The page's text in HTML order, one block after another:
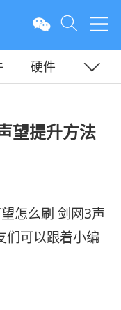
硬件
望提升方法
怎么刷 剑网3声
们可以跟着小编